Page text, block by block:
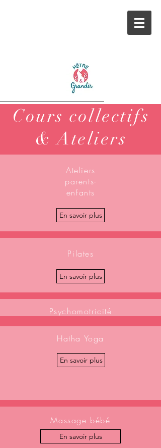
Cours collectifs
& Ateliers
Ateliers
parents-
enfants
En savoir plus
Pilates
En savoir plus
Psychomotricité
Groupe 3-6 ans
En savoir plus
Hatha Yoga
En savoir plus
Massage bébé
En savoir plus